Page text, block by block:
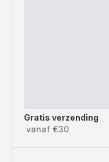
Gratis verzending
vanaf €30